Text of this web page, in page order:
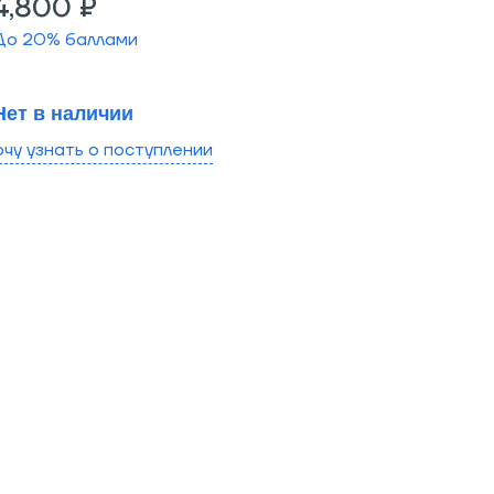
₽
20% баллами
в наличии
узнать о поступлении